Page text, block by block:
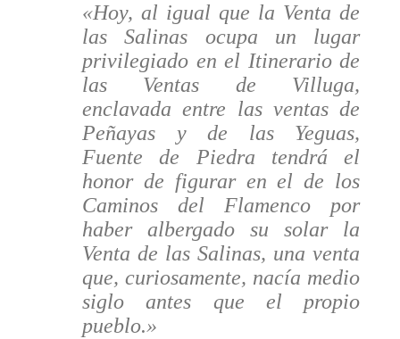
«Hoy, al igual que la Venta de
las Salinas ocupa un lugar
privilegiado en el Itinerario de
las Ventas de Villuga,
enclavada entre las ventas de
Peñayas y de las Yeguas,
Fuente de Piedra tendrá el
honor de figurar en el de los
Caminos del Flamenco por
haber albergado su solar la
Venta de las Salinas, una venta
que, curiosamente, nacía medio
siglo antes que el propio
pueblo.»